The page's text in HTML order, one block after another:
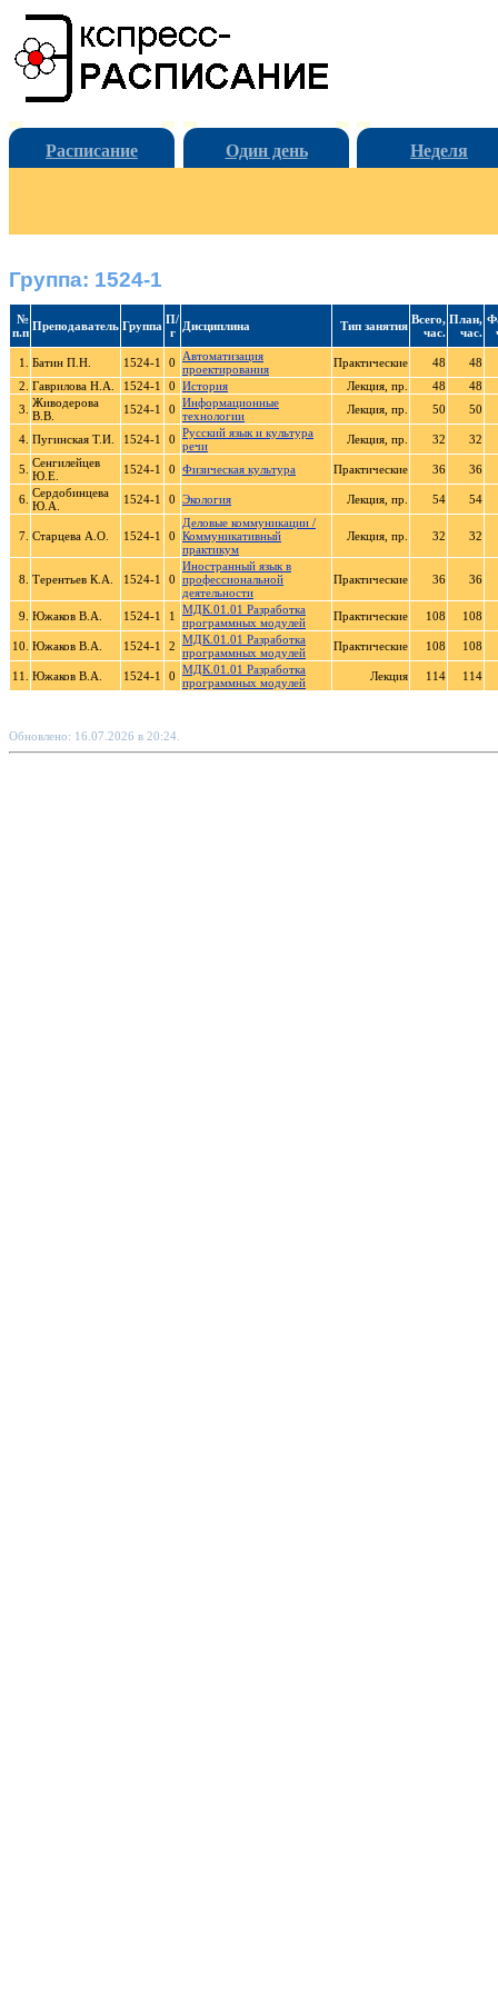
Расписание Один день Неделя
Группа: 1524-1
№
п.п Преподаватель Группа П/
г
Дисциплина Тип занятия Всего,
час.
План,
час.
1. Батин П.Н. 1524-1 0
Автоматизация
проектирования
Практические 48
48
2. Гаврилова Н.А. 1524-1 0 История Лекция, пр. 48
48
3. Живодерова
В.В.
1524-1 0 Информационные
технологии
Лекция, пр. 50 50
4. Пугинская Т.И. 1524-1 0 Русский язык и культура
речи
Лекция, пр. 32 32
5. Сенгилейцев
Ю.Е.
1524-1 0 Физическая культура Практические 36 36
6. Сердобинцева
Ю.А.
1524-1 0 Экология Лекция, пр. 54 54
7. Старцева А.О. 1524-1 0
Деловые коммуникации /
Коммуникативный
практикум
Лекция, пр. 32 32
8. Терентьев К.А. 1524-1 0
Иностранный язык в
профессиональной
деятельности
Практические 36 36
9. Южаков В.А. 1524-1 1
МДК.01.01 Разработка
программных модулей
Практические 108 108
10. Южаков В.А. 1524-1 2 МДК.01.01 Разработка
программных модулей
Практические 108 108
11. Южаков В.А. 1524-1 0 МДК.01.01 Разработка
программных модулей
Лекция 114 114
Обновлено: 16.07.2026 в 20:24.